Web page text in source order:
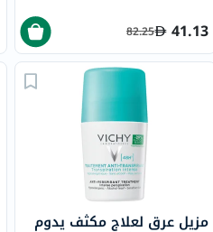
41.13
82.25
مزيل عرق لعلاج مكثف يدوم